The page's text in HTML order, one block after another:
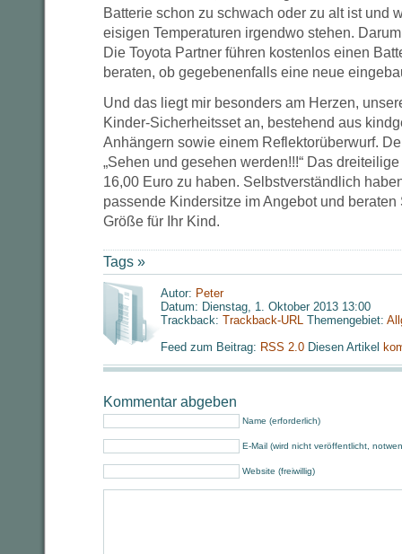
Batterie schon zu schwach oder zu alt ist und
eisigen Temperaturen irgendwo stehen.
Die Toyota Partner führen kostenlos einen
beraten, ob gegebenenfalls eine neue
Und das liegt mir besonders am Herzen,
Kinder-Sicherheitsset an, bestehend aus
Anhängern sowie einem Reflektorüberwurf.
„Sehen und gesehen werden!!!“ Das
16,00 Euro zu haben. Selbstverständlich
passende Kindersitze im Angebot und
Größe für Ihr Kind.
Tags »
Autor: Peter
Datum: Dienstag, 1. Oktober 2013 13:00
Trackback: Trackback-URL Themengebiet:
Feed zum Beitrag: RSS 2.0 Diesen Artikel
Kommentar abgeben
Name (erforderlich)
E-Mail (wird nicht veröffentlicht,
Website (freiwillig)